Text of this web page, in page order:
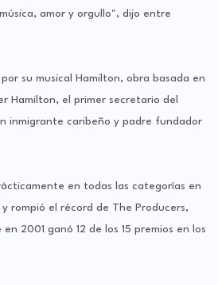
amor y orgullo", dijo entre
por su musical Hamilton, obra basada en
Hamilton, el primer secretario del
inmigrante caribeño y padre fundador
en todas las categorías en
rompió el récord de The Producers,
2001 ganó 12 de los 15 premios en los